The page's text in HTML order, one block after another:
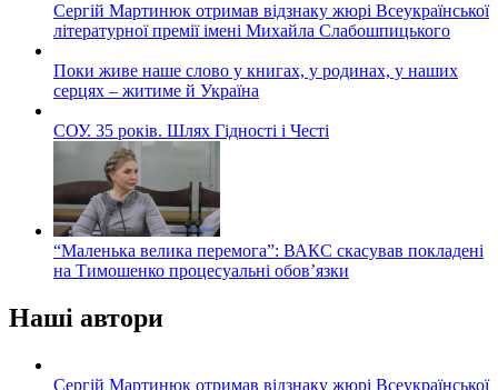
Сергій Мартинюк отримав відзнаку жюрі Всеукраїнської
літературної премії імені Михайла Слабошпицького
Поки живе наше слово у книгах, у родинах, у наших
серцях – житиме й Україна
СОУ. 35 років. Шлях Гідності і Честі
“Маленька велика перемога”: ВАКС скасував покладені
на Тимошенко процесуальні обов’язки
Наші автори
Сергій Мартинюк отримав відзнаку жюрі Всеукраїнської